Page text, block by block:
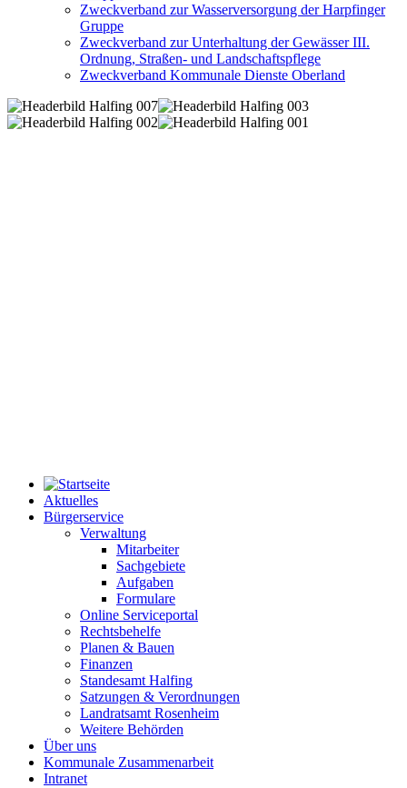
Zweckverband zur Wasserversorgung der Harpfinger
Gruppe
Zweckverband zur Unterhaltung der Gewässer III.
Ordnung, Straßen- und Landschaftspflege
Zweckverband Kommunale Dienste Oberland
Aktuelles
Bürgerservice
Verwaltung
Mitarbeiter
Sachgebiete
Aufgaben
Formulare
Online Serviceportal
Rechtsbehelfe
Planen & Bauen
Finanzen
Standesamt Halfing
Satzungen & Verordnungen
Landratsamt Rosenheim
Weitere Behörden
Über uns
Kommunale Zusammenarbeit
Intranet